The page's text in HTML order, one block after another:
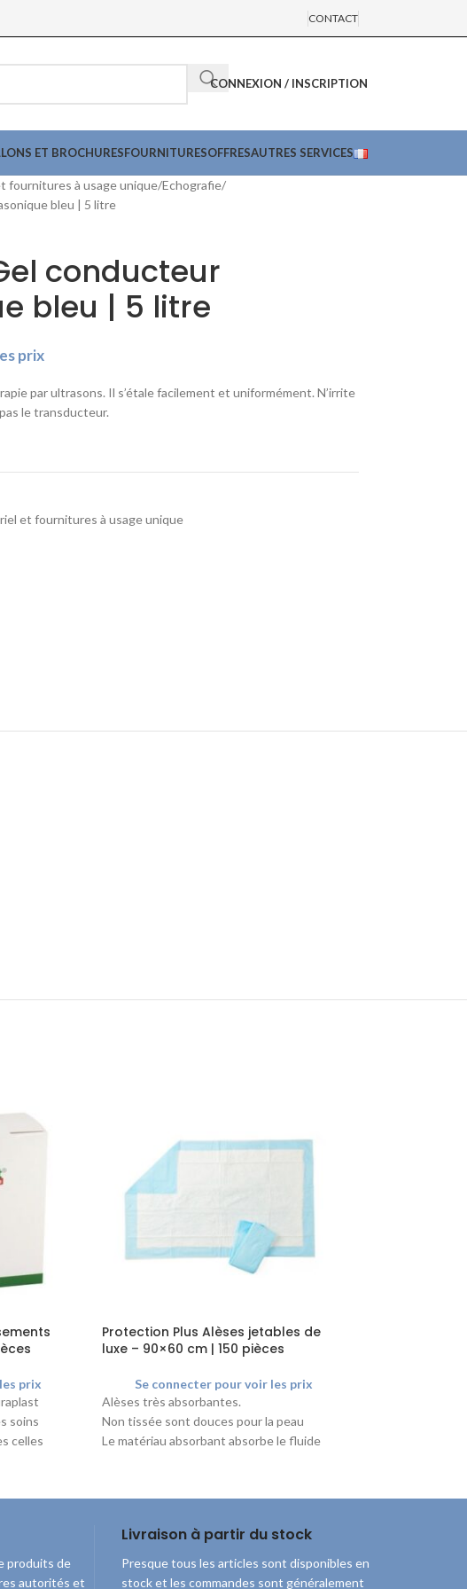
CONTACT
CONNEXION / INSCRIPTION
ET BROCHURESFOURNITURESOFFRESAUTRES SERVICES
fournitures à usage unique Echografie
bleu | 5 litre
conducteur
bleu | 5 litre
prix
par ultrasons. Il s’étale facilement et uniformément. N’irrite
le transducteur.
et fournitures à usage unique
prix
soins
celles
pansement
Protection Plus Alèses jetables de
luxe – 90×60 cm | 150 pièces
Se connecter pour voir les prix
Alèses très absorbantes.
Non tissée sont douces pour la peau
Le matériau absorbant absorbe le fluide
Niveau d'absorption : élevé Matériau
produits de
autorités et
Livraison à partir du stock
Presque tous les articles sont disponibles en
stock et les commandes sont généralement